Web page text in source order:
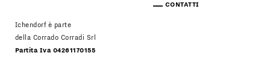
Ichendorf è parte
della Corrado Corradi Srl
Partita Iva 04261170155
CONTATTI